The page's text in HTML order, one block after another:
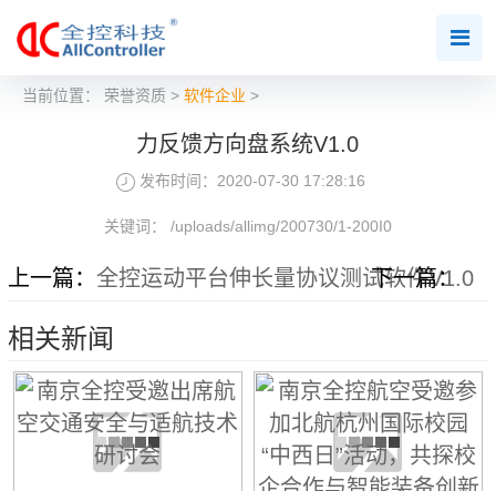
当前位置： 荣誉资质> 软件企业 >
力反馈方向盘系统V1.0
发布时间：2020-07-30 17:28:16
关键词： /uploads/allimg/200730/1-200I0
上一篇： 全控运动平台伸长量协议测试软件V1.0
下一篇：
相关新闻